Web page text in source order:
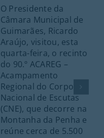
O Presidente da
Câmara Municipal de
Guimarães, Ricardo
Araújo, visitou, esta
quarta-feira, o recinto
do 90.º ACAREG –
Acampamento
Regional do Corpo
Nacional de Escutas
(CNE), que decorre na
Montanha da Penha e
reúne cerca de 5.500